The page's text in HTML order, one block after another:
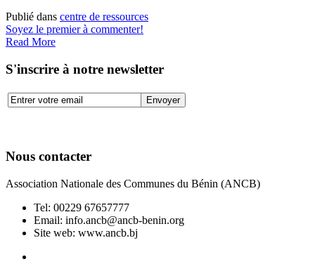
Publié dans centre de ressources
Soyez le premier à commenter!
Read More
S'inscrire à notre newsletter
Nous contacter
Association Nationale des Communes du Bénin (ANCB)
Tel: 00229 67657777
Email: info.ancb@ancb-benin.org
Site web: www.ancb.bj